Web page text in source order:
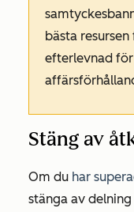
bästa
efterlevnad
Stäng av
Om du har
stänga av